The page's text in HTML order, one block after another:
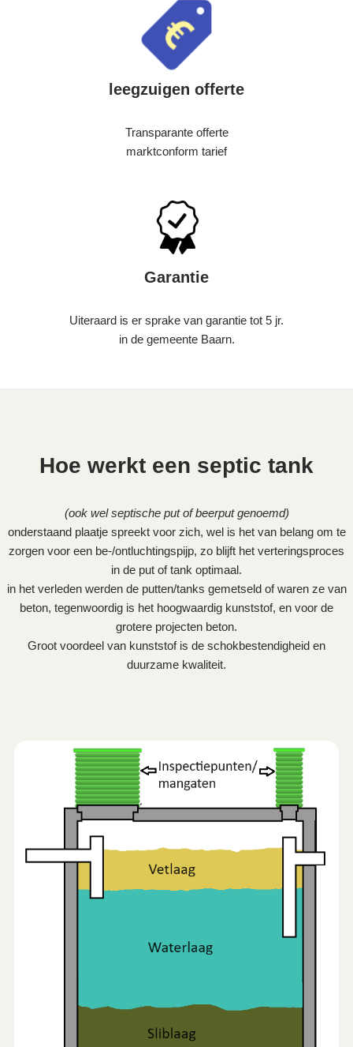
leegzuigen offerte
Transparante offerte
marktconform tarief
Garantie
Uiteraard is er sprake van garantie tot 5 jr.
in de gemeente Baarn.
Hoe werkt een septic tank
(ook wel septische put of beerput genoemd)
onderstaand plaatje spreekt voor zich, wel is het van belang om te
zorgen voor een be-/ontluchtingspijp, zo blijft het verteringsproces
in de put of tank optimaal.
in het verleden werden de putten/tanks gemetseld of waren ze van
beton, tegenwoordig is het hoogwaardig kunststof, en voor de
grotere projecten beton.
Groot voordeel van kunststof is de schokbestendigheid en
duurzame kwaliteit.